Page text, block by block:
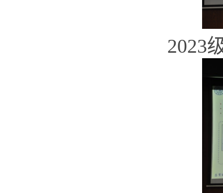
2023